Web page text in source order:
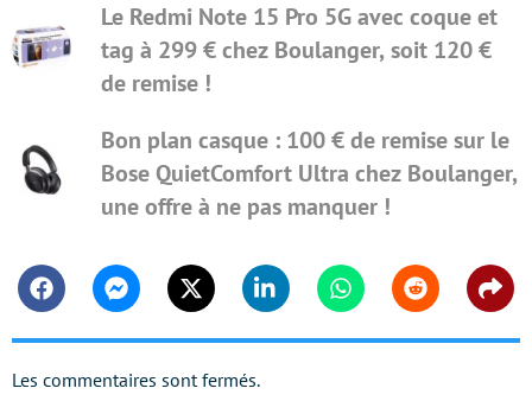
Le Redmi Note 15 Pro 5G avec coque et
tag à 299 € chez Boulanger, soit 120 €
de remise !
Bon plan casque : 100 € de remise sur le
Bose QuietComfort Ultra chez Boulanger,
une offre à ne pas manquer !
FacebookMessengerTwitter Linkedin WhatsappReddit
Les commentaires sont fermés.